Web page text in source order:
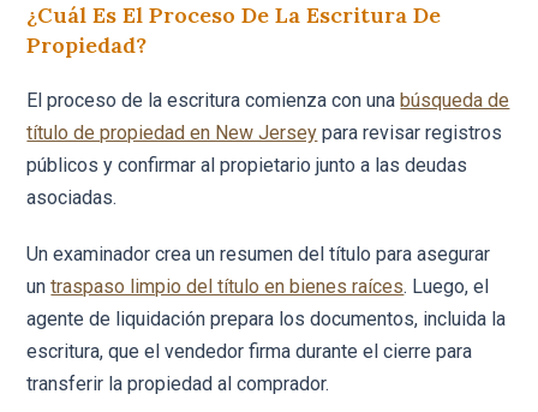
¿Cuál Es El Proceso De La Escritura De
Propiedad?
El proceso de la escritura comienza con una búsqueda de
título de propiedad en New Jersey para revisar registros
públicos y confirmar al propietario junto a las deudas
asociadas.
Un examinador crea un resumen del título para asegurar
untraspaso limpio del título en bienes raíces. Luego, el
agente de liquidación prepara los documentos, incluida la
escritura, que el vendedor firma durante el cierre para
transferir la propiedad al comprador.